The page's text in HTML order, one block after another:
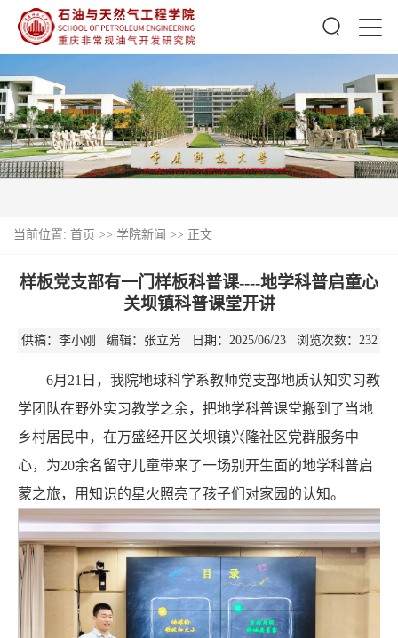
当前位置: 首页 >> 学院新闻 >> 正文
样板党支部有一门样板科普课----地学科普启童心
关坝镇科普课堂开讲
供稿：李小刚 编辑：张立芳 日期：2025/06/23 浏览次数： 232
6月21日，我院地球科学系教师党支部地质认知实习教
学团队在野外实习教学之余，把地学科普课堂搬到了当地
乡村居民中，在万盛经开区关坝镇兴隆社区党群服务中
心，为20余名留守儿童带来了一场别开生面的地学科普启
蒙之旅，用知识的星火照亮了孩子们对家园的认知。